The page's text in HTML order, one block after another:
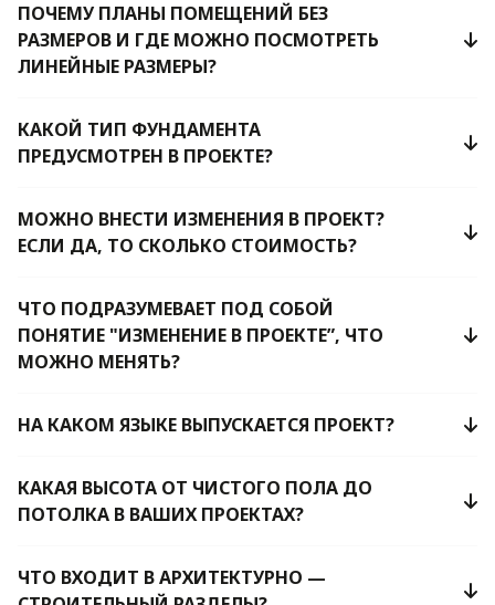
ПОЧЕМУ ПЛАНЫ ПОМЕЩЕНИЙ БЕЗ
РАЗМЕРОВ И ГДЕ МОЖНО ПОСМОТРЕТЬ
ЛИНЕЙНЫЕ РАЗМЕРЫ?
КАКОЙ ТИП ФУНДАМЕНТА
ПРЕДУСМОТРЕН В ПРОЕКТЕ?
МОЖНО ВНЕСТИ ИЗМЕНЕНИЯ В ПРОЕКТ?
ЕСЛИ ДА, ТО СКОЛЬКО СТОИМОСТЬ?
ЧТО ПОДРАЗУМЕВАЕТ ПОД СОБОЙ
ПОНЯТИЕ "ИЗМЕНЕНИЕ В ПРОЕКТЕ”, ЧТО
МОЖНО МЕНЯТЬ?
НА КАКОМ ЯЗЫКЕ ВЫПУСКАЕТСЯ ПРОЕКТ?
КАКАЯ ВЫСОТА ОТ ЧИСТОГО ПОЛА ДО
ПОТОЛКА В ВАШИХ ПРОЕКТАХ?
ЧТО ВХОДИТ В АРХИТЕКТУРНО —